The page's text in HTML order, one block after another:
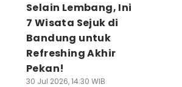
Selain Lembang, Ini
7 Wisata Sejuk di
Bandung untuk
Refreshing Akhir
Pekan!
30 Jul 2026, 14:30 WIB